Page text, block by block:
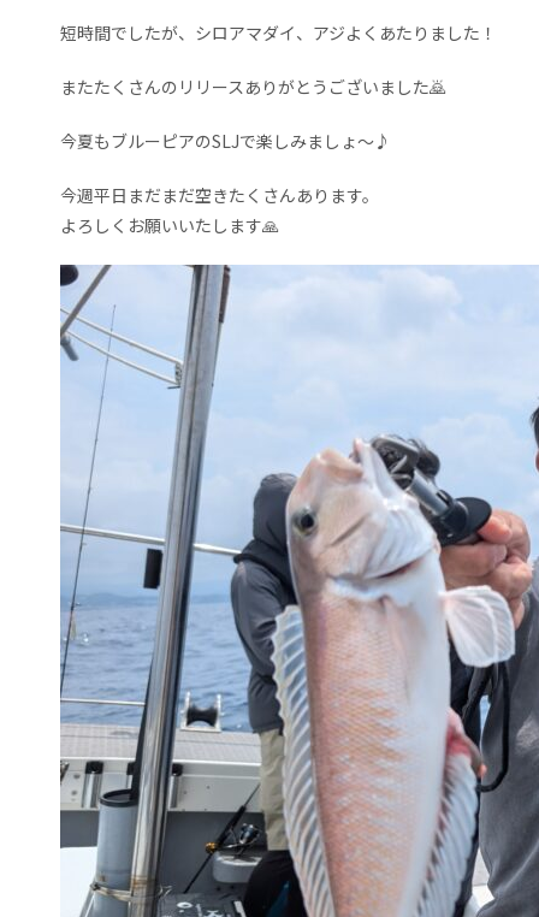
短時間でしたが、シロアマダイ、アジよくあたりました！
またたくさんのリリースありがとうございました🙇
今夏もブルーピアのSLJで楽しみましょ〜♪
今週平日まだまだ空きたくさんあります。
よろしくお願いいたします🙏